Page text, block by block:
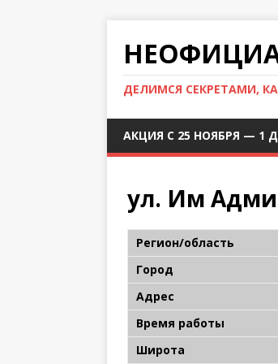
ДЕЛИМСЯ СЕКРЕТАМИ,
АКЦИЯ С 25 НОЯБРЯ — 1
ул. Им
Регион/область
Город
Адрес
Время работы
Широта